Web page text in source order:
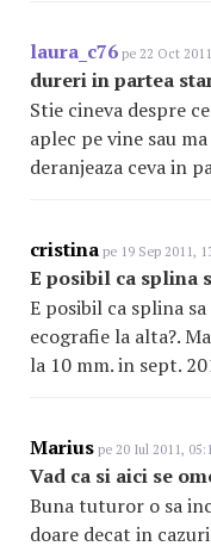
laura_c76 pe 22 Oct
dureri in partea
Stie cineva despre
aplec pe vine sau
deranjeaza ceva in
cristina pe 19 Sep 2011,
E posibil ca splina
E posibil ca splina
ecografie la alta?.
la 10 mm. in sept.
Marius pe 20 Iul 2011,
Vad ca si aici se
Buna tuturor o sa
doare decat in